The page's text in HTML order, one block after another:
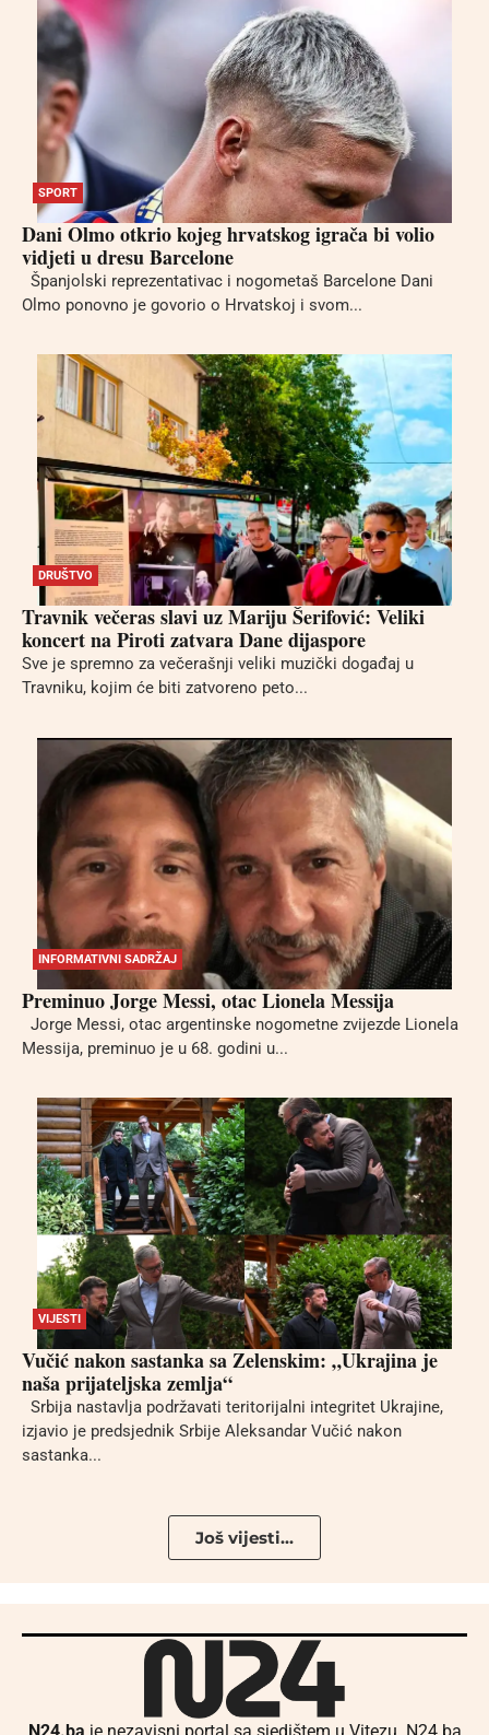
SPORT
Dani Olmo otkrio kojeg hrvatskog igrača bi volio
vidjeti u dresu Barcelone
Španjolski reprezentativac i nogometaš Barcelone Dani
Olmo ponovno je govorio o Hrvatskoj i svom...
DRUŠTVO
Travnik večeras slavi uz Mariju Šerifović: Veliki
koncert na Piroti zatvara Dane dijaspore
Sve je spremno za večerašnji veliki muzički događaj u
Travniku, kojim će biti zatvoreno peto...
INFORMATIVNI SADRŽAJ
Preminuo Jorge Messi, otac Lionela Messija
Jorge Messi, otac argentinske nogometne zvijezde Lionela
Messija, preminuo je u 68. godini u...
VIJESTI
Vučić nakon sastanka sa Zelenskim: „Ukrajina je
naša prijateljska zemlja“
Srbija nastavlja podržavati teritorijalni integritet Ukrajine,
izjavio je predsjednik Srbije Aleksandar Vučić nakon
sastanka...
Još vijesti...